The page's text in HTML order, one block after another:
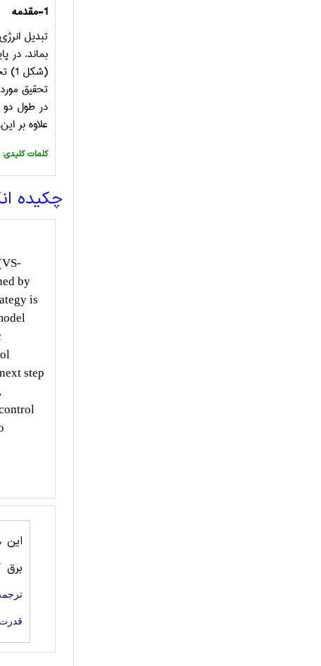
1-مقدمه
تبدیل
بماند. در پایان سال 2003 ظرفیت
(شکل 1) تجاوز کند. یک هدف بالاتر می تواند دستیابی به
تحقیق
در طول دو
علاوه بر
:کلمات کلیدی
چکیده
by
is
step
این
برق
قدرت